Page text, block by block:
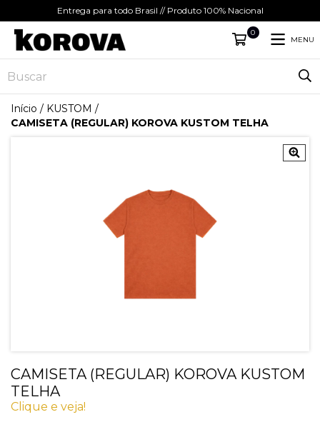
Entrega para todo Brasil // Produto 100% Nacional
0
MENU
Início / KUSTOM /
CAMISETA (REGULAR) KOROVA KUSTOM TELHA
CAMISETA (REGULAR) KOROVA KUSTOM
TELHA
Clique e veja!